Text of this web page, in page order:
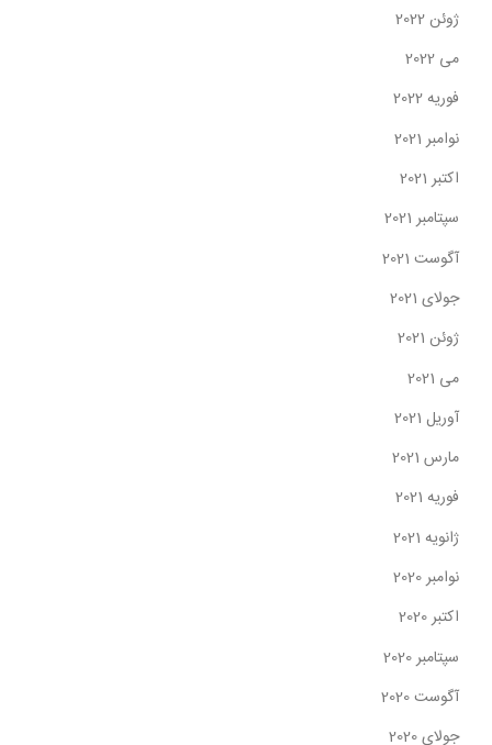
ژوئن 2022
می 2022
فوریه 2022
نوامبر 2021
اکتبر 2021
سپتامبر 2021
آگوست 2021
جولای 2021
ژوئن 2021
می 2021
آوریل 2021
مارس 2021
فوریه 2021
ژانویه 2021
نوامبر 2020
اکتبر 2020
سپتامبر 2020
آگوست 2020
جولای 2020